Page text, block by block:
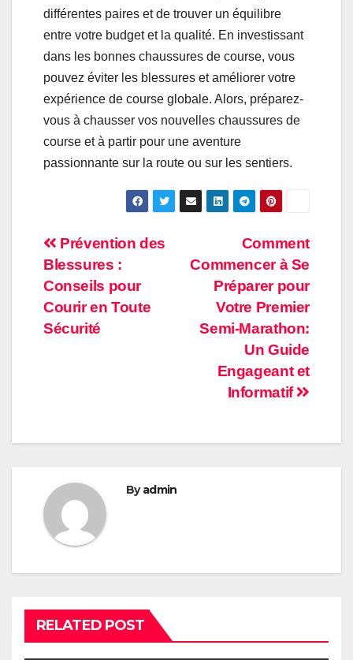
différentes paires et de trouver un équilibre
entre votre budget et la qualité. En investissant
dans les bonnes chaussures de course, vous
pouvez éviter les blessures et améliorer votre
expérience de course globale. Alors, préparez-
vous à chausser vos nouvelles chaussures de
course et à partir pour une aventure
passionnante sur la route ou sur les sentiers.
Post
navigation
Comment
Commencer à Se
Préparer pour
Votre Premier
Semi-Marathon:
Un Guide
Engageant et
Informatif
Prévention des
Blessures :
Conseils pour
Courir en Toute
Sécurité
Byadmin
RELATED POST